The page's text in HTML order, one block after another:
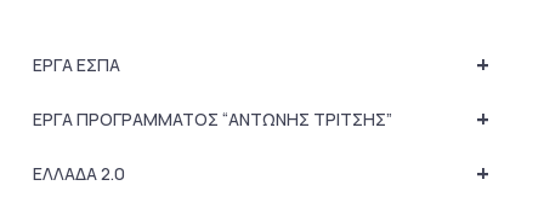
+
ΕΡΓΑ ΕΣΠΑ
+
ΕΡΓΑ ΠΡΟΓΡΑΜΜΑΤΟΣ “ΑΝΤΩΝΗΣ ΤΡΙΤΣΗΣ”
+
ΕΛΛΑΔΑ 2.0